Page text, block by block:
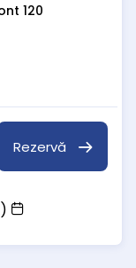
120
Rezervă